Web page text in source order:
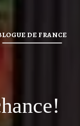
DE FRANCE